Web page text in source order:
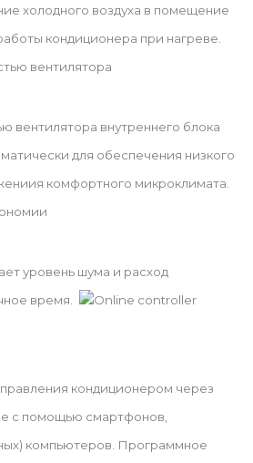
холодного воздуха в помещение
кондиционера при нагреве.
вентилятора
вентилятора внутреннего блока
для обеспечения низкого
комфортного микроклимата.
уровень шума и расход
время.
Online controller
кондиционером через
с помощью смартфонов,
компьютеров. Программное